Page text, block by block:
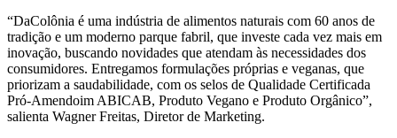
“DaColônia é uma indústria de alimentos naturais com 60 anos de
tradição e um moderno parque fabril, que investe cada vez mais em
inovação, buscando novidades que atendam às necessidades dos
consumidores. Entregamos formulações próprias e veganas, que
priorizam a saudabilidade, com os selos de Qualidade Certificada
Pró-Amendoim ABICAB, Produto Vegano e Produto Orgânico”,
salienta Wagner Freitas, Diretor de Marketing.